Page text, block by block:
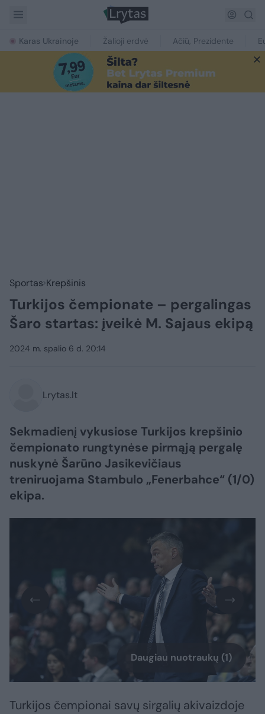
Karas Ukrainoje Žalioji erdvė Ačiū, Prezidente
Sportas Krepšinis
Turkijos čempionate – pergalingas
Šaro startas: įveikė M. Sajaus ekipą
2024 m. spalio 6 d. 20:14
Lrytas.lt
Sekmadienį vykusiose Turkijos krepšinio
čempionato rungtynėse pirmąją pergalę
nuskynė Šarūno Jasikevičiaus
treniruojama Stambulo „Fenerbahce“ (1/0)
ekipa.
Daugiau nuotraukų (1)
Turkijos čempionai savų sirgalių akivaizdoje